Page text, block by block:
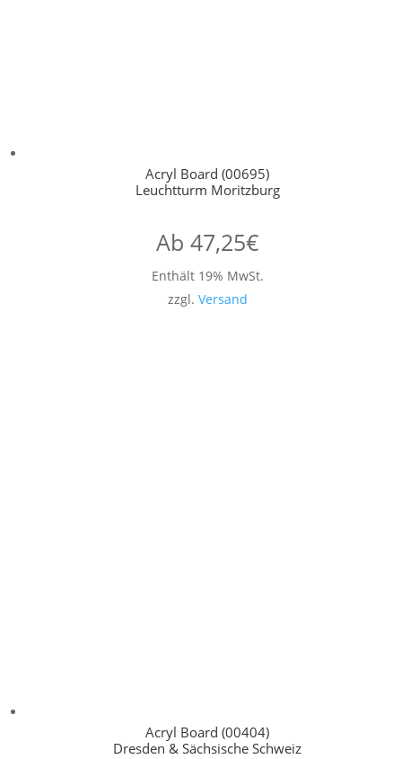
Acryl Board (00695)
Leuchtturm Moritzburg
Ab 47,25€
Enthält 19% MwSt.
zzgl. Versand
Acryl Board (00404)
Dresden & Sächsische Schweiz